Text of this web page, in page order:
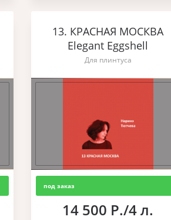
13. КРАСНАЯ МОСКВА
Elegant Eggshell
Для плинтуса
под заказ
14 500 Р./4 л.